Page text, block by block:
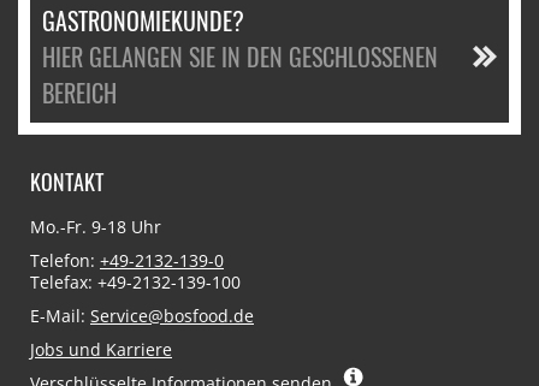
GASTRONOMIEKUNDE?
HIER GELANGEN SIE IN DEN GESCHLOSSENEN
BEREICH
KONTAKT
Mo.-Fr. 9-18 Uhr
Telefon: +49-2132-139-0
Telefax: +49-2132-139-100
E-Mail: Service@bosfood.de
Jobs und Karriere